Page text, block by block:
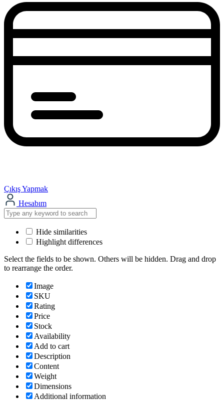
Çıkış Yapmak
Hesabım
Hide similarities
Highlight differences
Select the fields to be shown. Others will be hidden. Drag and drop
to rearrange the order.
Image
SKU
Rating
Price
Stock
Availability
Add to cart
Description
Content
Weight
Dimensions
Additional information